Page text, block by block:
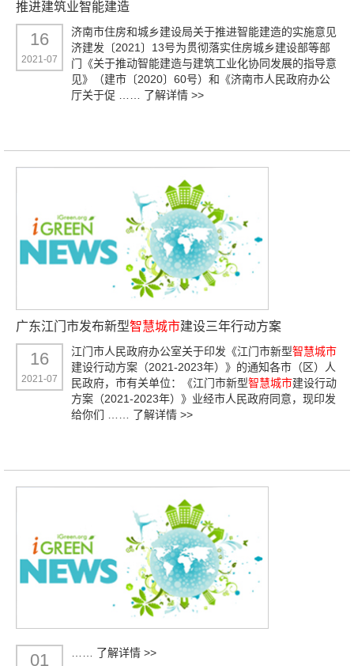
推进建筑业智能建造
16
2021-07
济南市住房和城乡建设局关于推进智能建造的实施意见
济建发〔2021〕13号为贯彻落实住房城乡建设部等部
门《关于推动智能建造与建筑工业化协同发展的指导意
见》（建市〔2020〕60号）和《济南市人民政府办公
厅关于促 …… 了解详情 >>
广东江门市发布新型智慧城市建设三年行动方案
16
2021-07
江门市人民政府办公室关于印发《江门市新型智慧城市
建设行动方案（2021-2023年）》的通知各市（区）人
民政府，市有关单位：《江门市新型智慧城市建设行动
方案（2021-2023年）》业经市人民政府同意，现印发
给你们 …… 了解详情 >>
01 …… 了解详情 >>